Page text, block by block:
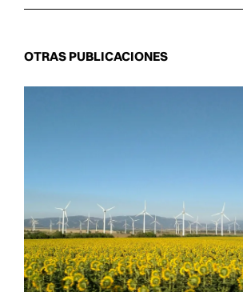
OTRAS PUBLICACIONES